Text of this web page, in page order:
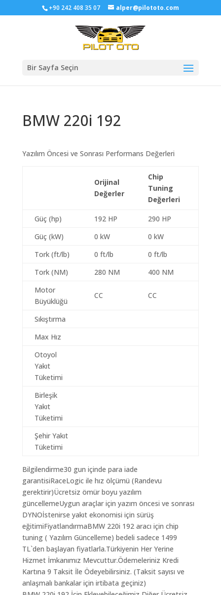
+90 242 408 35 07 alper@pilototo.com
Bir Sayfa Seçin
BMW 220i 192
Yazılım Öncesi ve Sonrası Performans Değerleri
Orijinal
Değerler
Chip
Tuning
Değerleri
Güç (hp) 192 HP
290 HP
Güç (kW)
0 kW
0 kW
Tork (ft/lb)
0 ft/lb
0 ft/lb
Tork (NM)
280 NM
400 NM
Motor
Büyüklüğü
CC CC
Sıkıştırma
Max Hız
Otoyol
Yakıt
Tüketimi
Birleşik
Yakıt
Tüketimi
Şehir Yakıt
Tüketimi
Bilgilendirme30 gun içinde para iade
garantisiRaceLogic ile hız ölçümü (Randevu
gerektirir)Ücretsiz ömür boyu yazılım
güncellemeUygun araçlar için yazım öncesi ve sonrası
DYNOİstenirse yakıt ekonomisi için sürüş
eğitimiFiyatlandırmaBMW 220i 192 aracı için chip
tuning ( Yazılım Güncelleme) bedeli sadece 1499
TL`den başlayan fiyatlarla.Türkiyenin Her Yerine
Hizmet İmkanımız Mevcuttur.Ödemeleriniz Kredi
Kartına 9 Taksit İle Ödeyebilirsiniz. (Taksit sayısı ve
anlaşmalı bankalar için irtibata geçiniz)